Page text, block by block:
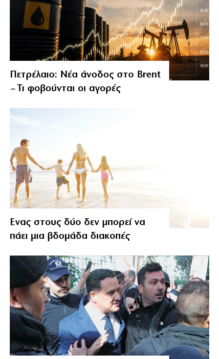
Πετρέλαιο: Νέα άνοδος στο Brent
– Τι φοβούνται οι αγορές
Ενας στους δύο δεν μπορεί να
πάει μια βδομάδα διακοπές